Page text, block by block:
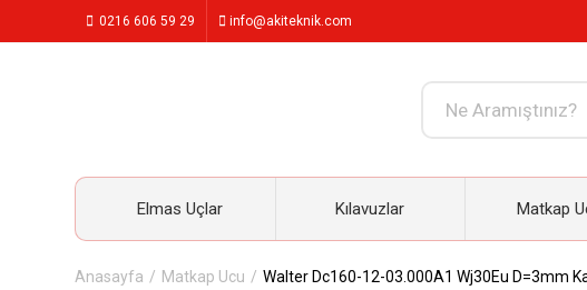
0216 606 59 29 info@akiteknik.com
Elmas Uçlar Kılavuzlar Matkap
Anasayfa Matkap Ucu Walter Dc160-12-03.000A1 Wj30Eu D=3mm